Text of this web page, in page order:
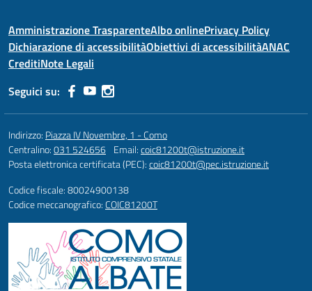
Amministrazione TrasparenteAlbo onlinePrivacy Policy
Dichiarazione di accessibilitàObiettivi di accessibilitàANAC
CreditiNote Legali
Seguici su:
Indirizzo: Piazza IV Novembre, 1 - Como
Centralino:031 524656 Email:coic81200t@istruzione.it
Posta elettronica certificata (PEC):coic81200t@pec.istruzione.it
Codice fiscale: 80024900138
Codice meccanografico:COIC81200T